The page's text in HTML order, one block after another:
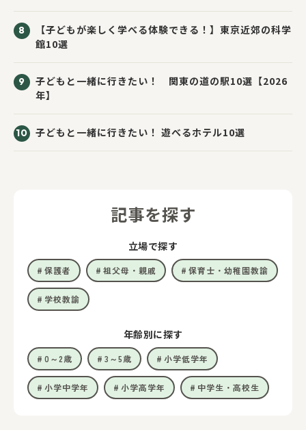
【子どもが楽しく学べる体験できる！】東京近郊の科学
館10選
子どもと一緒に行きたい！ 関東の道の駅10選【2026
年】
子どもと一緒に行きたい！ 遊べるホテル10選
記事を探す
立場で探す
保護者 祖父母・親戚 保育士・幼稚園教諭
学校教諭
年齢別に探す
0～2歳 3～5歳 小学低学年
小学中学年 小学高学年 中学生・高校生